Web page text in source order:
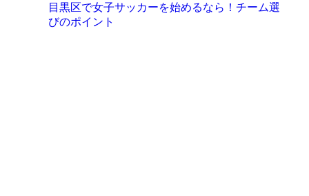
目黒区で女子サッカーを始めるなら！チーム選
びのポイント